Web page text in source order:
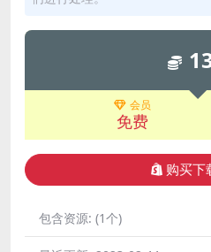
会员
免费
购买下
包含资源: (1个)